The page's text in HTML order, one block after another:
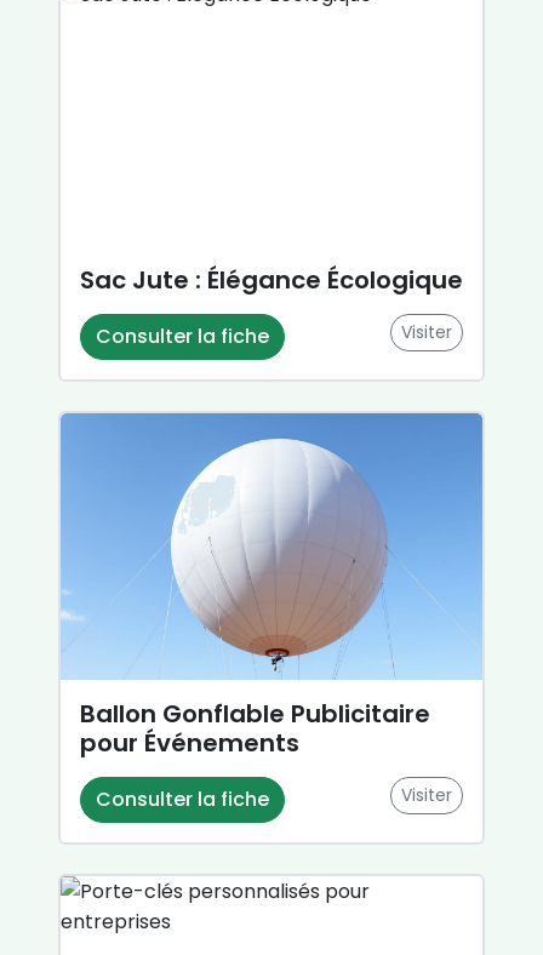
Sac Jute : Élégance Écologique
Consulter la fiche Visiter
Ballon Gonflable Publicitaire
pour Événements
Consulter la fiche Visiter